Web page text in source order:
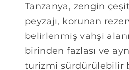
Tanzanya, zengin
peyzajı, korunan
belirlenmiş vahşi
birinden fazlası ve
turizmi sürdürülebilir